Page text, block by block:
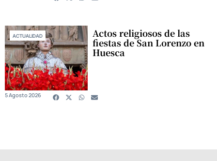
ACTUALIDAD Actos religiosos de las
fiestas de San Lorenzo en
Huesca
5 Agosto 2026